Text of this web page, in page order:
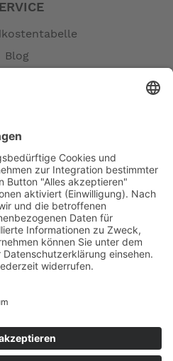
Blog
und Versand
MS
bei Reparatur